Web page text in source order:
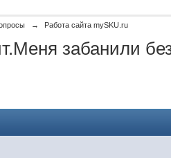
→ Работа сайта mySKU.ru
забанили